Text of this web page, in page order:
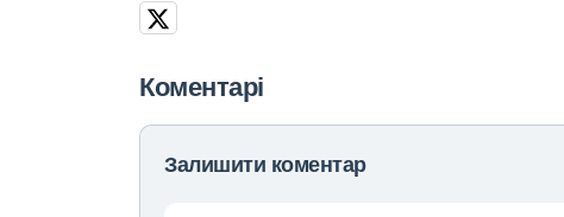
Коментарі
Залишити коментар